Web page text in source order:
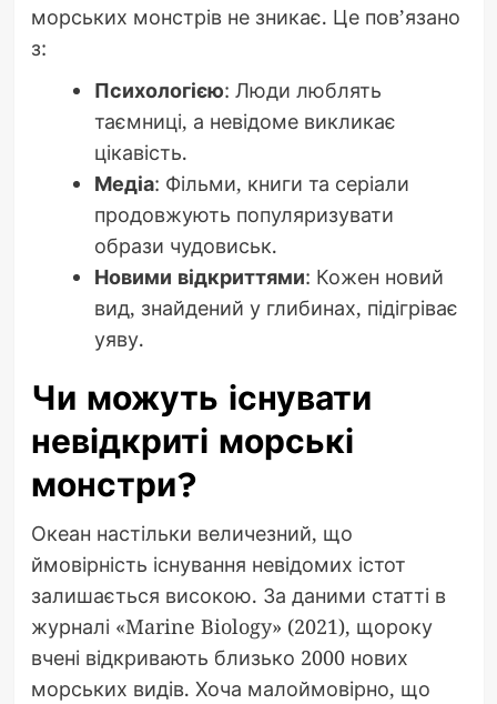
морських монстрів не зникає. Це пов’язано
з:
Психологією: Люди люблять
таємниці, а невідоме викликає
цікавість.
Медіа: Фільми, книги та серіали
продовжують популяризувати
образи чудовиськ.
Новими відкриттями: Кожен новий
вид, знайдений у глибинах, підігріває
уяву.
Чи можуть існувати
невідкриті морські
монстри?
Океан настільки величезний, що
ймовірність існування невідомих істот
залишається високою. За даними статті в
журналі «Marine Biology» (2021), щороку
вчені відкривають близько 2000 нових
морських видів. Хоча малоймовірно, що